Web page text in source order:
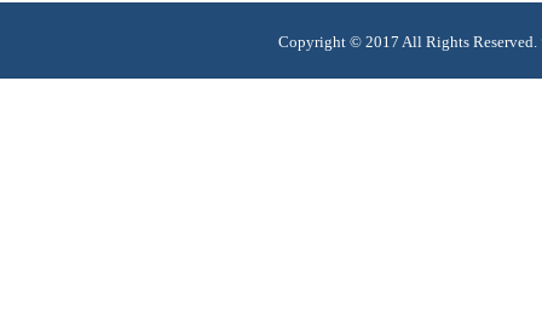
Copyright © 2017 All Rights